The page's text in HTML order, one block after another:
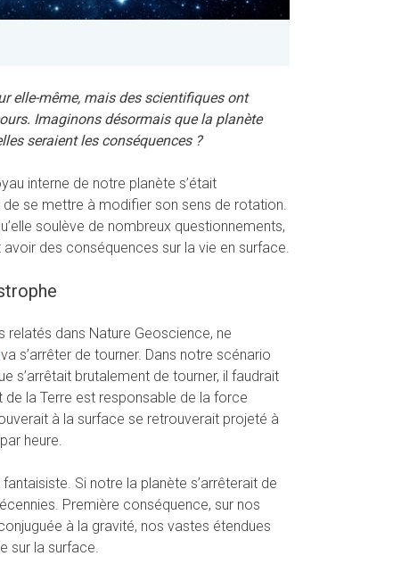
elle-même, mais des scientifiques ont
Imaginons désormais que la planète
seraient les conséquences ?
interne de notre planète s’était
se mettre à modifier son sens de rotation.
soulève de nombreux questionnements,
avoir des conséquences sur la vie en surface.
relatés dans Nature Geoscience, ne
va s’arrêter de tourner. Dans notre scénario
s’arrêtait brutalement de tourner, il faudrait
de la Terre est responsable de la force
à la surface se retrouverait projeté à
heure.
Si notre la planète s’arrêterait de
Première conséquence, sur nos
à la gravité, nos vastes étendues
sur la surface.